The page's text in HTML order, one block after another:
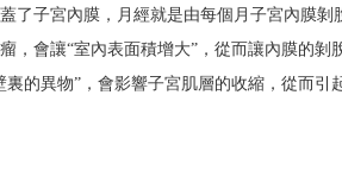
了子宮內膜，月經就是由每個月子宮內膜剝
，會讓“室內表面積增大”，從而讓內膜的剝
的異物”，會影響子宮肌層的收縮，從而引